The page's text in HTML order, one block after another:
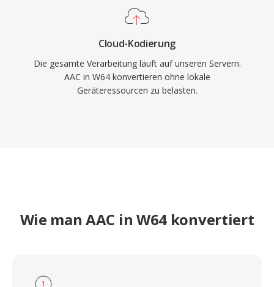
Cloud-Kodierung
Die gesamte Verarbeitung läuft auf unseren Servern.
AAC in W64 konvertieren ohne lokale
Geräteressourcen zu belasten.
Wie man AAC in W64 konvertiert
1